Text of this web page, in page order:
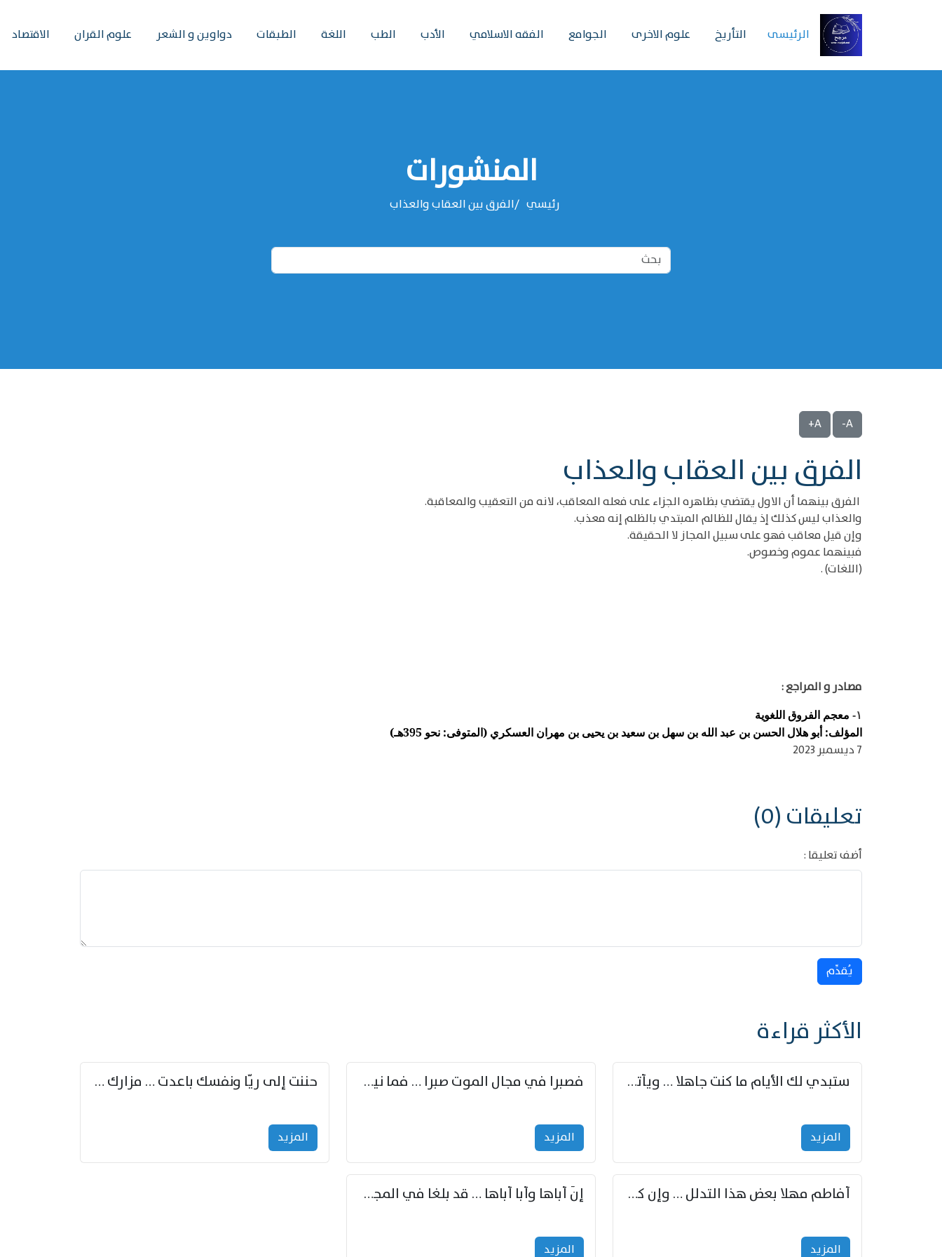
الرئیسی التأريخ علوم الاخرى الجوامع الفقه الاسلامي الأدب الطب اللغة الطبقات دواوين و الشعر علوم القران الاقتصاد
المنشورات
رئيسي الفرق بين العقاب والعذاب
A-
A+
الفرق بين العقاب والعذاب
الفرق بينهما أن الاول يقتضي بظاهره الجزاء على فعله المعاقب، لانه من التعقيب والمعاقبة.
والعذاب ليس كذلك إذ يقال للظالم المبتدي بالظلم إنه معذب.
وإن قيل معاقب فهو على سبيل المجاز لا الحقيقة.
فبينهما عموم وخصوص.
(اللغات) .
مصادر و المراجع :
١-
معجم الفروق اللغوية
المؤلف: أبو هلال الحسن بن عبد الله بن سهل بن سعيد بن يحيى بن مهران العسكري (المتوفى: نحو 395هـ)
7 ديسمبر 2023
تعليقات (0)
أضف تعليقا :
يُقدِّم
الأكثر قراءة
ستبدي لك الأيام ما كنت جاهلا … ويأتيك بالأخبار من لم تزوّد
المزید
فصبرا في مجال الموت صبرا … فما نيل الخلود بمستطاع
المزید
حننت إلى ريّا ونفسك باعدت … مزارك من ريّا وشعباكما معا
المزید
أفاطم مهلا بعض هذا التدلل … وإن كنت قد أزمعت صرمي فأجملي
المزید
إنّ أباها وأبا أباها … قد بلغا في المجد غايتاها
المزید